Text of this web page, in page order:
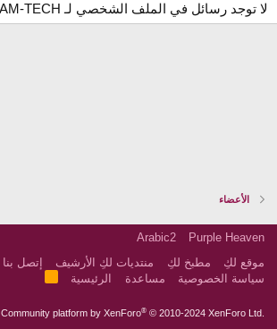
لا توجد رسائل في الملف الشخصي لـ AM-TECH حتى الآن.
الأعضاء
Purple Heaven
Arabic2
موقع لكِ
مطبخ لكِ منتديات لكِ الأرشيف إتصل بنا
سياسة الخصوصية
مساعدة الرئيسية
Community platform by XenForo® © 2010-2024 XenForo Ltd.